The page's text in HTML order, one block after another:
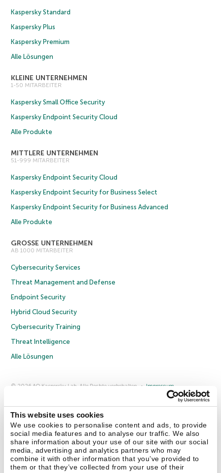
This website uses cookies
We use cookies to personalise content and ads, to provide
social media features and to analyse our traffic. We also
share information about your use of our site with our social
media, advertising and analytics partners who may
combine it with other information that you’ve provided to
them or that they’ve collected from your use of their
Kaspersky Standard
Kaspersky Plus
Kaspersky Premium
Alle Lösungen
KLEINE UNTERNEHMEN
1-50 MITARBEITER
Kaspersky Small Office Security
Kaspersky Endpoint Security Cloud
Alle Produkte
MITTLERE UNTERNEHMEN
51-999 MITARBEITER
Kaspersky Endpoint Security Cloud
Kaspersky Endpoint Security for Business Select
Kaspersky Endpoint Security for Business Advanced
Alle Produkte
GROSSE UNTERNEHMEN
AB 1000 MITARBEITER
Cybersecurity Services
Threat Management and Defense
Endpoint Security
Hybrid Cloud Security
Cybersecurity Training
Threat Intelligence
Alle Lösungen
© 2026 AO Kaspersky Lab. Alle Rechte vorbehalten.
Impressum
Lizenzvereinbarung B2B
Anmeldung zum Newsletter für B2B-Vertriebspartner
Kontakt Über uns Partner Blog
Weitere Informationen
Pressemitteilungen
Securelist Eugene Personal Blog Enzyklopädie